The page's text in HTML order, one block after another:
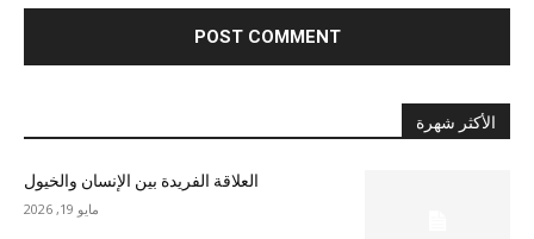
الأكثر شهرة
العلاقة الفريدة بين الإنسان والخيول
مايو 19, 2026